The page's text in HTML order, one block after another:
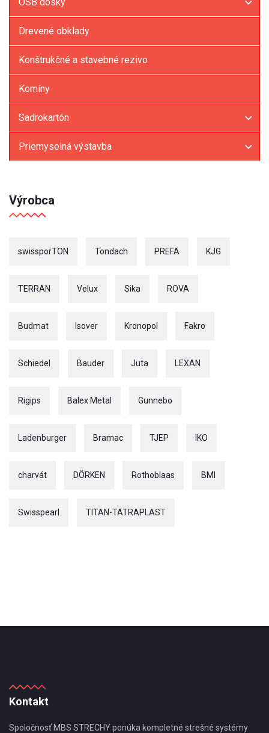
Drevené obklady
Konštrukčné a stavebné rezivo
Komíny
Sadrokartón
Priemyselná výstavba
Výrobca
swissporTON Tondach PREFA KJG
TERRAN Velux Sika ROVA
Budmat Isover Kronopol Fakro
Schiedel Bauder Juta LEXAN
Rigips Balex Metal Gunnebo
Ladenburger Bramac TJEP IKO
charvát DÖRKEN Rothoblaas BMI
Swisspearl TITAN-TATRAPLAST
Kontakt
Spoločnosť MBS STRECHY ponúka kompletné strešné systémy